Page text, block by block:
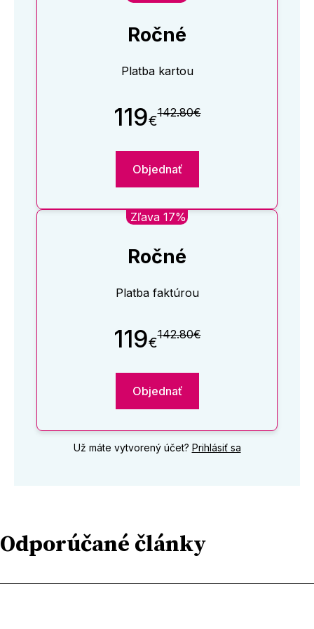
Ročné
Platba kartou
119€142.80€
Objednať
Zľava 17%
Ročné
Platba faktúrou
119€142.80€
Objednať
Už máte vytvorený účet? Prihlásiť sa
Odporúčané články